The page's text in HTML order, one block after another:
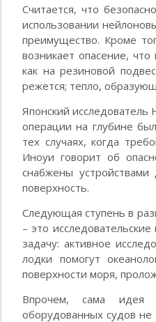
Считается, что
использовании
преимущество. Кроме
возникает опасение,
как на резиновой
режется; тепло,
Японский
операции на глубине
тех случаях, когда
Иноуи говорит об
снабжены устройствами
поверхность.
Следующая ступень в
– это
задачу: активное
лодки помогут
поверхности моря,
Впрочем, сама идея
оборудованных судов